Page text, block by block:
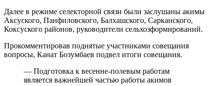
Далее в режиме селекторной связи были заслушаны акимы
Аксуского, Панфиловского, Балхашского, Сарканского,
Коксуского районов, руководители сельхозформирований.
Прокомментировав поднятые участниками совещания
вопросы, Канат Бозумбаев подвел итоги совещания.
— Подготовка к весенне-полевым работам
является важнейшей частью работы акимов